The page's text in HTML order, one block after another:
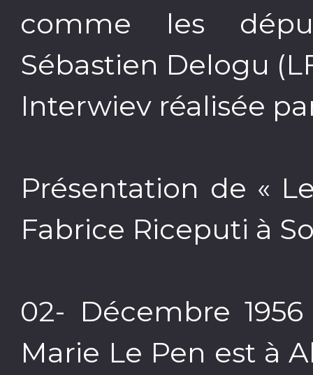
comme les
Sébastien Delogu
Interwiev réalisée
Présentation de «
Fabrice Riceputi à
02- Décembre
Marie Le Pen est à